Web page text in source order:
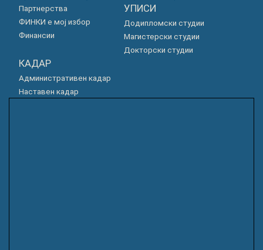
Партнерства
ФИНКИ е мој избор
Финансии
УПИСИ
Додипломски студии
Магистерски студии
Докторски студии
КАДАР
Административен кадар
Наставен кадар